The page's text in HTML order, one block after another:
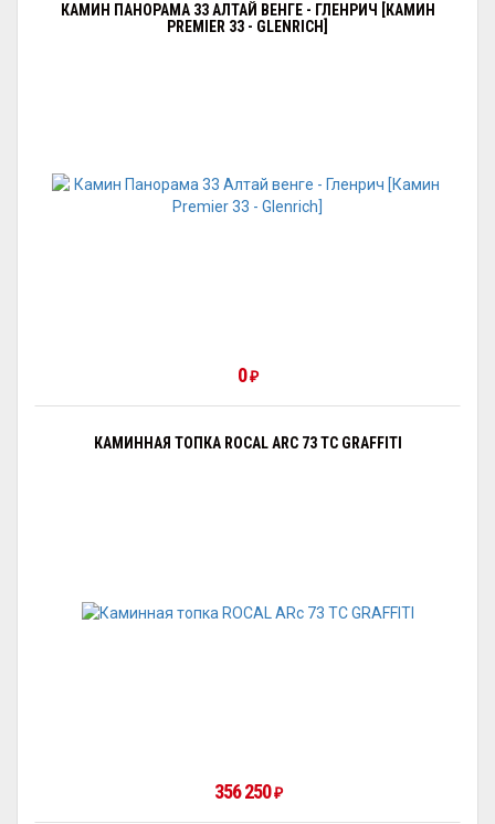
КАМИН ПАНОРАМА 33 АЛТАЙ ВЕНГЕ - ГЛЕНРИЧ [КАМИН
PREMIER 33 - GLENRICH]
0₽
КАМИННАЯ ТОПКА ROCAL ARC 73 TC GRAFFITI
356 250₽